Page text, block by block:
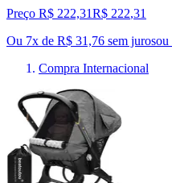
Preço R$ 222,31R$ 222,31
Ou 7x de R$ 31,76 sem jurosou
Compra Internacional